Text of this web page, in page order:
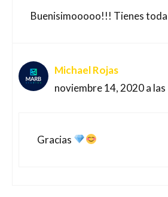
Buenisimooooo!!! Tienes
Michael Rojas
noviembre 14, 2020 a
Gracias